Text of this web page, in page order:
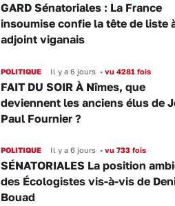
GARD Sénatoriales : La France
insoumise confie la tête de liste
adjoint viganais
POLITIQUE Il y a 6 jours •vu 4281 fois
FAIT DU SOIR À Nîmes, que
deviennent les anciens élus de
Paul Fournier ?
POLITIQUE Il y a 6 jours •vu 733 fois
SÉNATORIALES La position
des Écologistes vis-à-vis de
Bouad